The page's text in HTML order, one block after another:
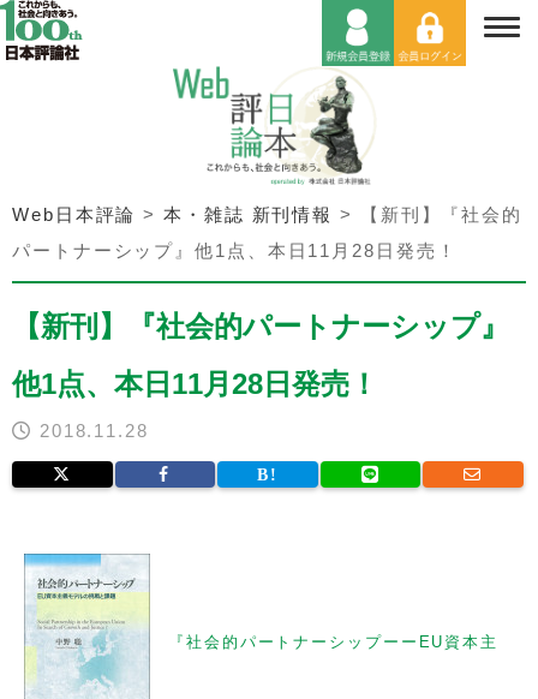
Web日本評論 >本・雑誌 新刊情報 >
【新刊】『社会的
パートナーシップ』他1点、本日11月28日発売！
【新刊】『社会的パートナーシップ』
他1点、本日11月28日発売！
2018.11.28
『社会的パートナーシップーーEU資本主